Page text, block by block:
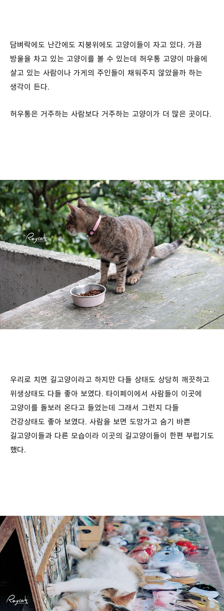
담벼락에도 난간에도 지붕위에도 고양이들이 자고 있다. 가끔
방울을 차고 있는 고양이를 볼 수 있는데 허우통 고양이 마을에
살고 있는 사람이나 가게의 주인들이 채워주지 않았을까 하는
생각이 든다.
허우통은 거주하는 사람보다 거주하는 고양이가 더 많은 곳이다.
우리로 치면 길고양이라고 하지만 다들 상태도 상당히 깨끗하고
위생상태도 다들 좋아 보였다. 타이페이에서 사람들이 이곳에
고양이를 돌보러 온다고 들었는데 그래서 그런지 다들
건강상태도 좋아 보였다. 사람을 보면 도망가고 숨기 바쁜
길고양이들과 다른 모습이라 이곳의 길고양이들이 한편 부럽기도
했다.